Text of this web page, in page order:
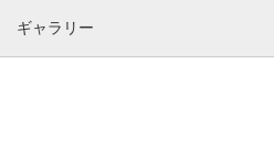
ギャラリー